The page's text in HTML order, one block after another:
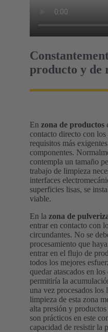
producto y de
En zona de productos
contacto directo con
requisitos más
componentes.
contempla un tamaño
trabajo de limpieza
interfaces
superficies lisas, se
viable.
En la zona de
entrar en contacto con
circundantes. No se
procesamiento que
entrar en el flujo de
todos los mejores
quedar atascados en
permitiría la
una vez procesados los
limpieza de esta zona
alta presión y
son prácticos en este
capacidad de resistir la